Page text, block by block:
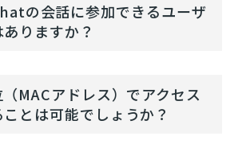
の会話に参加できるユーザ
りますか？
MACアドレス）でアクセス
とは可能でしょうか？